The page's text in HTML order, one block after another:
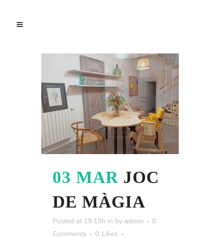
03 MAR JOC
DE MÀGIA
Posted at 19:19h in by admin
0
Comments
0 Likes